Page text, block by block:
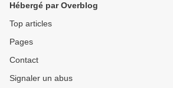
Hébergé par Overblog
Top articles
Pages
Contact
Signaler un abus